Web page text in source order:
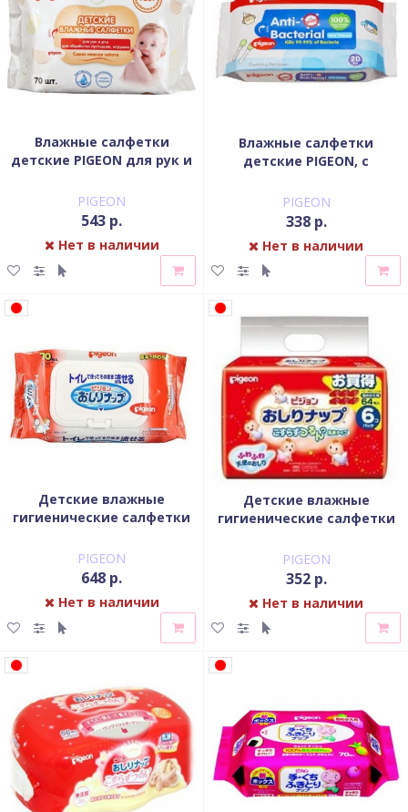
Влажные салфетки
детские PIGEON для рук и
70 шт
PIGEON
543 р.
Нет в наличии
Влажные салфетки
детские PIGEON, с
эффектом, 20 шт
PIGEON
338 р.
Нет в наличии
Детские влажные
гигиенические салфетки
клапаном 70 шт
PIGEON
648 р.
Нет в наличии
Детские влажные
гигиенические салфетки
молочком запасной блок
66 шт
PIGEON
352 р.
Нет в наличии